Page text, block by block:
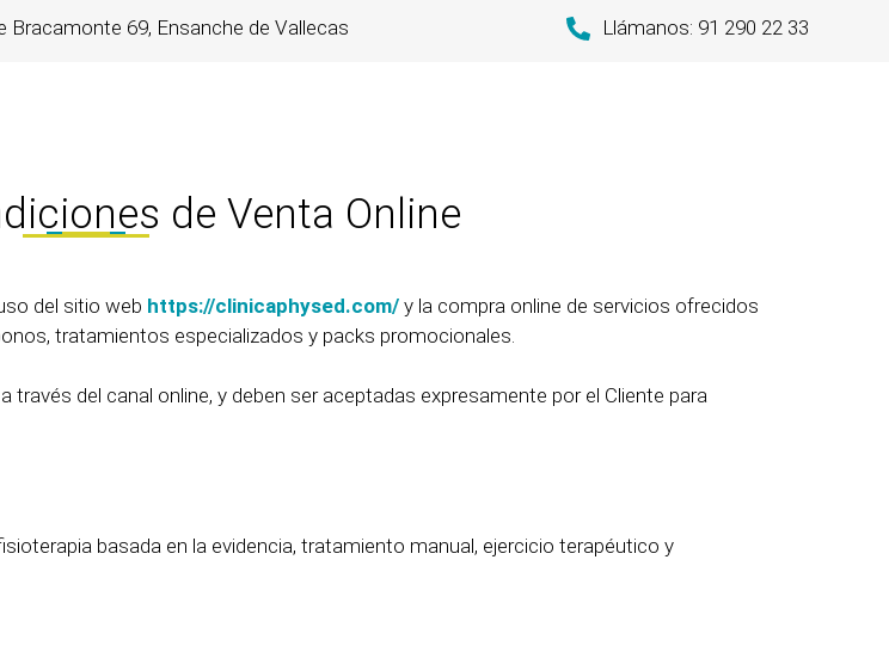
Bracamonte 69, Ensanche de Vallecas Llámanos: 91 290 22 33
de Venta Online
del sitio web https://clinicaphysed.com/ y la compra online de servicios ofrecidos
tratamientos especializados y packs promocionales.
del canal online, y deben ser aceptadas expresamente por el Cliente para
basada en la evidencia, tratamiento manual, ejercicio terapéutico y